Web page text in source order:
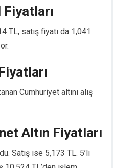
Fiyatları
TL, satış fiyatı da 1,041
Cumhuriyet altını alış
Altın Fiyatları
Satış ise 5,173 TL. 5’li